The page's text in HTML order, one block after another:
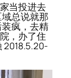
当投进去
域总说就那
装疯，去精
，办了住
2018.5.20-